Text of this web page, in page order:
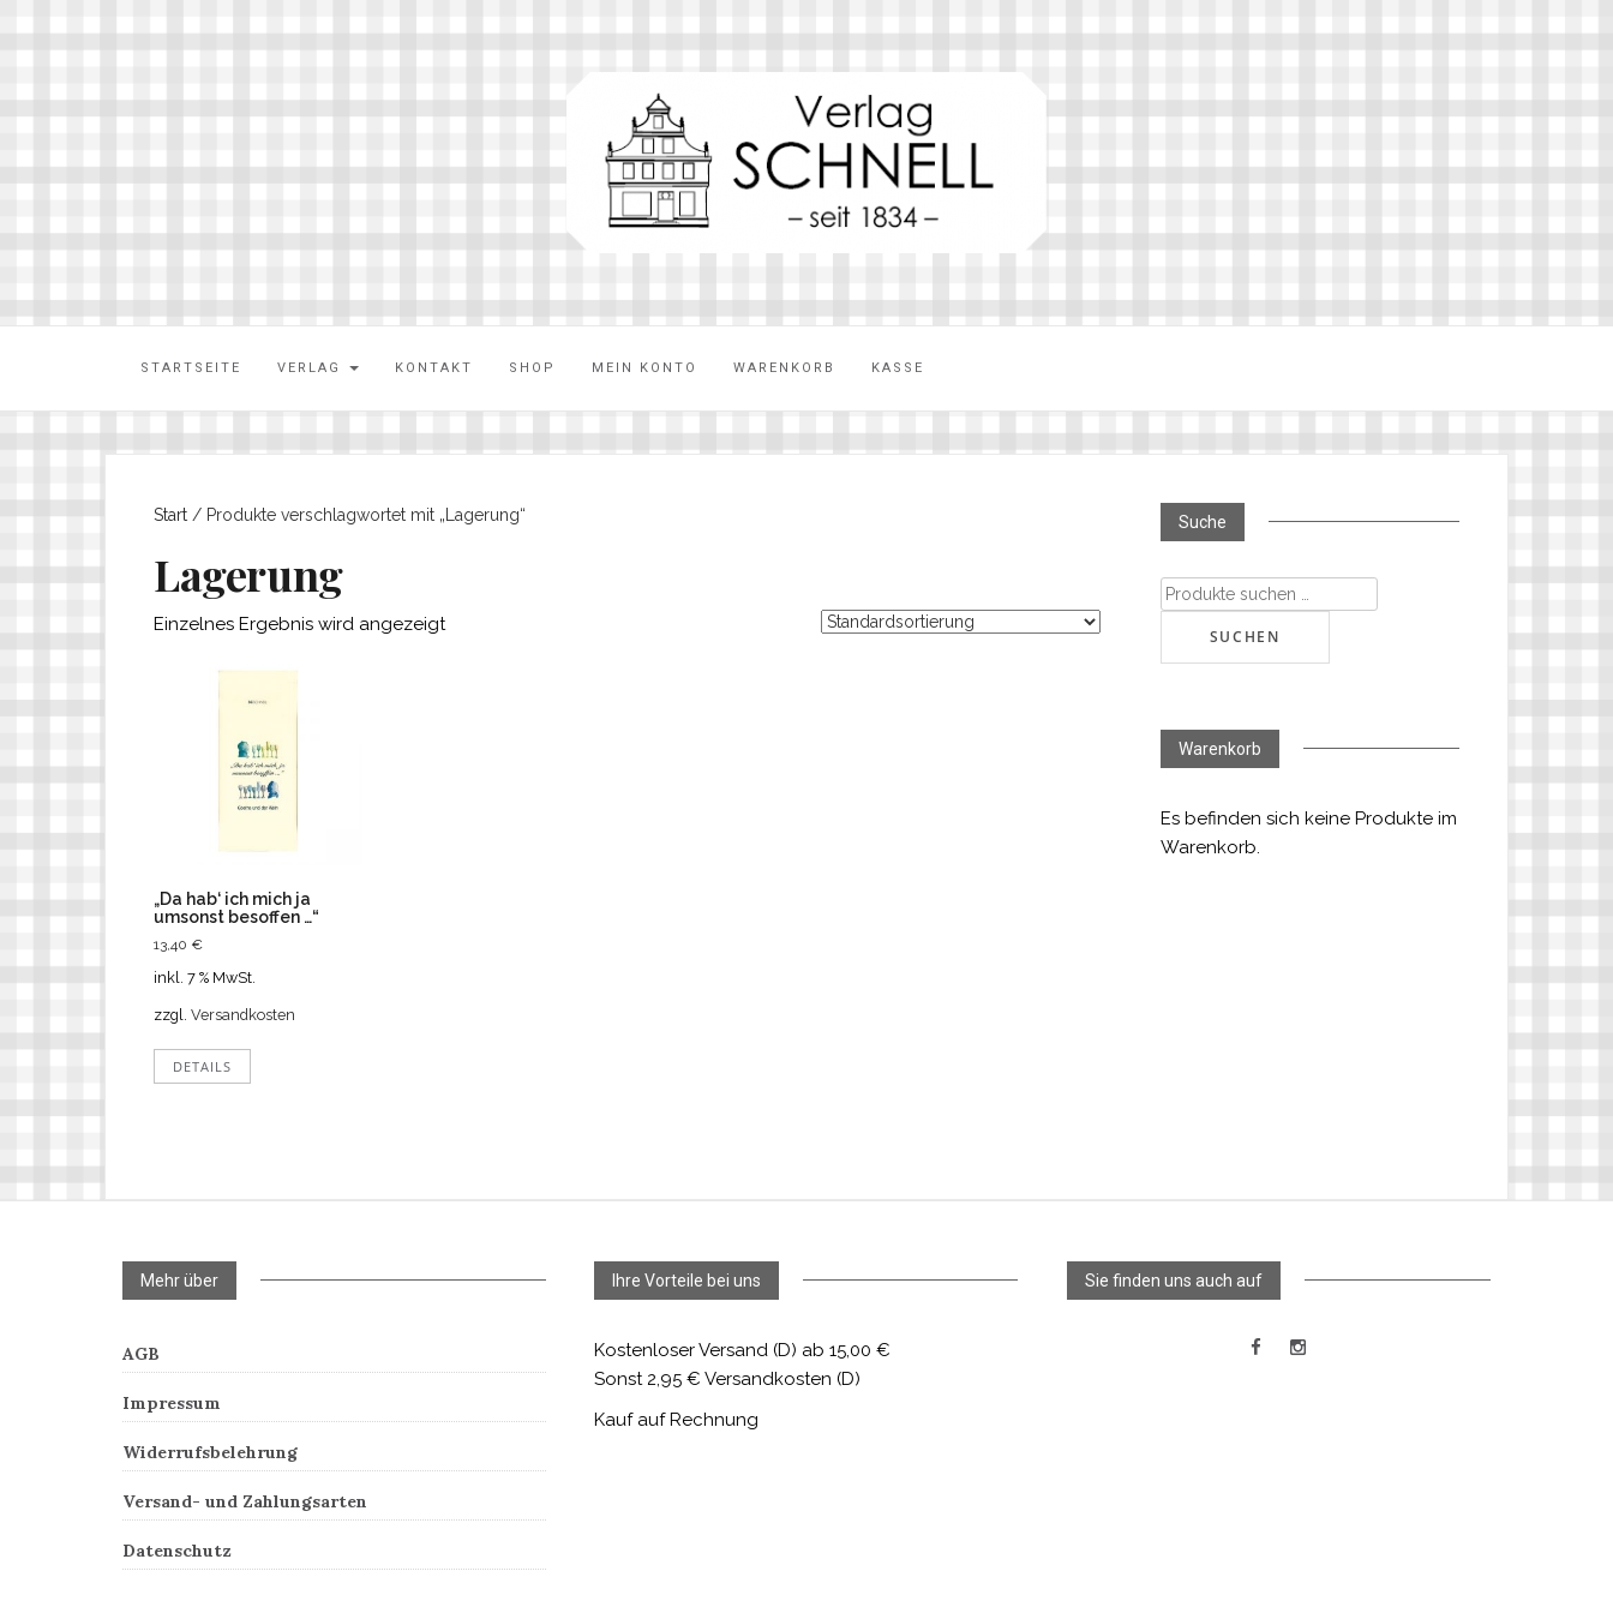
STARTSEITE VERLAG KONTAKT SHOP MEIN KONTO WARENKORB KASSE
Start / Produkte verschlagwortet mit „Lagerung“
Lagerung
Einzelnes Ergebnis wird angezeigt
„Da hab‘ ich mich ja
umsonst besoffen …“
13,40 €
inkl. 7 % MwSt.
zzgl. Versandkosten
DETAILS
Suche
Suchen
nach:
SUCHEN
Warenkorb
Es befinden sich keine Produkte im
Warenkorb.
Mehr über
AGB
Impressum
Widerrufsbelehrung
Versand- und Zahlungsarten
Datenschutz
Ihre Vorteile bei uns
Kostenloser Versand (D) ab 15,00 €
Sonst 2,95 € Versandkosten (D)
Kauf auf Rechnung
Sie finden uns auch auf